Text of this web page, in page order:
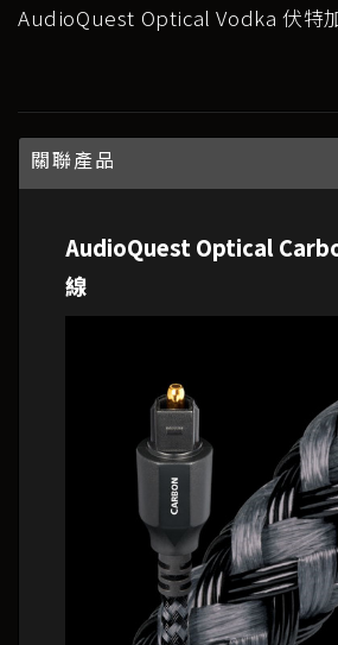
AudioQuest Optical Vodka 伏特
關聯產品
AudioQuest Optical
線